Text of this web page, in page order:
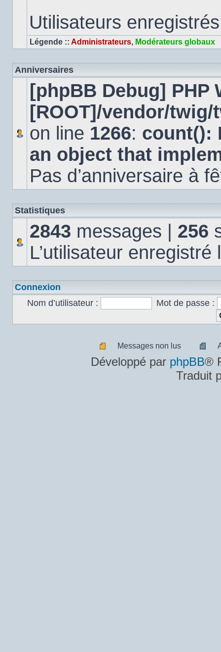
Utilisateurs
Légende :: Administrateurs, Modérateurs globaux
Anniversaires
[phpBB Debug] PHP
[ROOT]/vendor/
on line 1266: count():
an object that
Pas d’anniversaire à
Statistiques
2843 messages | 256
L’utilisateur
Connexion
Nom d’utilisateur :
Mot de passe :
Messages
non
Messages non lus
lu
Développé par phpBB®
Traduit